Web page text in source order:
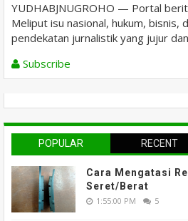
YUDHABJNUGROHO — Portal
Meliput isu nasional, hukum, bisnis,
pendekatan jurnalistik yang jujur
Subscribe
POPULAR RECENT
Cara Mengatasi
Seret/Berat
1:55:00 PM 5